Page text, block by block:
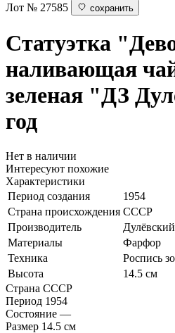
Лот № 27585
сохранить
Статуэтка
наливающая
зеленая "ДЗ
год
Нет в наличии
Интересуют похожие
Характеристики
Период создания
1954
Страна происхождения СССР
Производитель
Материалы
Фарфор
Техника
Роспись
Высота
14.5 см
Страна СССР
Период 1954
Состояние —
Размер 14.5 см